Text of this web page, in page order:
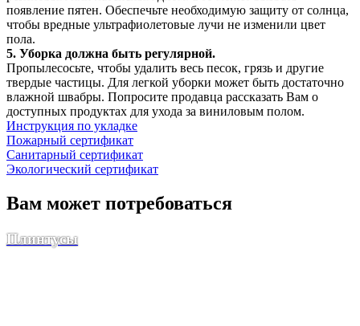
появление пятен. Обеспечьте необходимую защиту от солнца,
чтобы вредные ультрафиолетовые лучи не изменили цвет
пола.
5. Уборка должна быть регулярной.
Пропылесосьте, чтобы удалить весь песок, грязь и другие
твердые частицы. Для легкой уборки может быть достаточно
влажной швабры. Попросите продавца рассказать Вам о
доступных продуктах для ухода за виниловым полом.
Инструкция по укладке
Пожарный сертификат
Санитарный сертификат
Экологический сертификат
Вам может потребоваться
Плинтусы